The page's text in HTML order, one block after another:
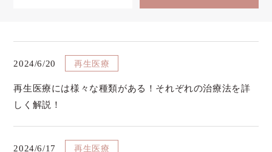
2024/6/20 再生医療
再生医療には様々な種類がある！それぞれの治療法を詳
しく解説！
2024/6/17 再生医療